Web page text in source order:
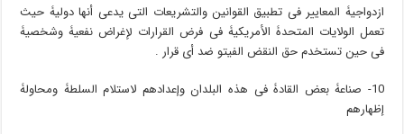
ازدواجیۀ المعاییر فی تطبیق القوانین والتشریعات التی یدعى أنها دولیۀ حیث
تعمل الولایات المتحدۀ الأمریکیۀ فی فرض القرارات لإغراض نفعیۀ وشخصیۀ
فی حین تستخدم حق النقض الفیتو ضد أی قرار .
10- صناعۀ بعض القادۀ فی هذه البلدان وإعدادهم لاستلام السلطۀ ومحاولۀ
إظهارهم